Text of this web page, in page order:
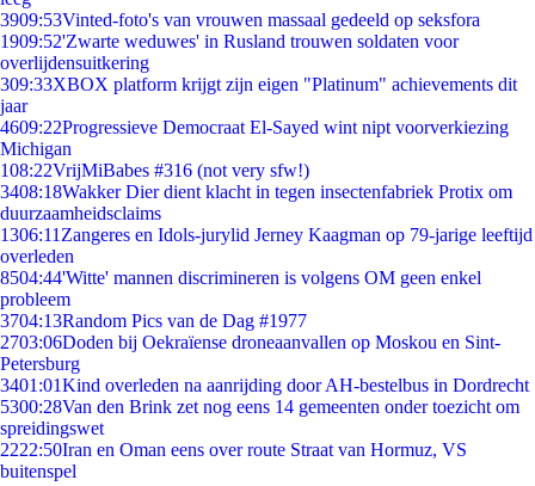
3909:53Vinted-foto's van vrouwen massaal gedeeld op seksfora
1909:52'Zwarte weduwes' in Rusland trouwen soldaten voor
overlijdensuitkering
309:33XBOX platform krijgt zijn eigen "Platinum" achievements dit
jaar
4609:22Progressieve Democraat El-Sayed wint nipt voorverkiezing
Michigan
108:22VrijMiBabes #316 (not very sfw!)
3408:18Wakker Dier dient klacht in tegen insectenfabriek Protix om
duurzaamheidsclaims
1306:11 Zangeres en Idols-jurylid Jerney Kaagman op 79-jarige leeftijd
overleden
8504:44'Witte' mannen discrimineren is volgens OM geen enkel
probleem
3704:13Random Pics van de Dag #1977
2703:06Doden bij Oekraïense droneaanvallen op Moskou en Sint-
Petersburg
3401:01Kind overleden na aanrijding door AH-bestelbus in Dordrecht
5300:28Van den Brink zet nog eens 14 gemeenten onder toezicht om
spreidingswet
2222:50Iran en Oman eens over route Straat van Hormuz, VS
buitenspel